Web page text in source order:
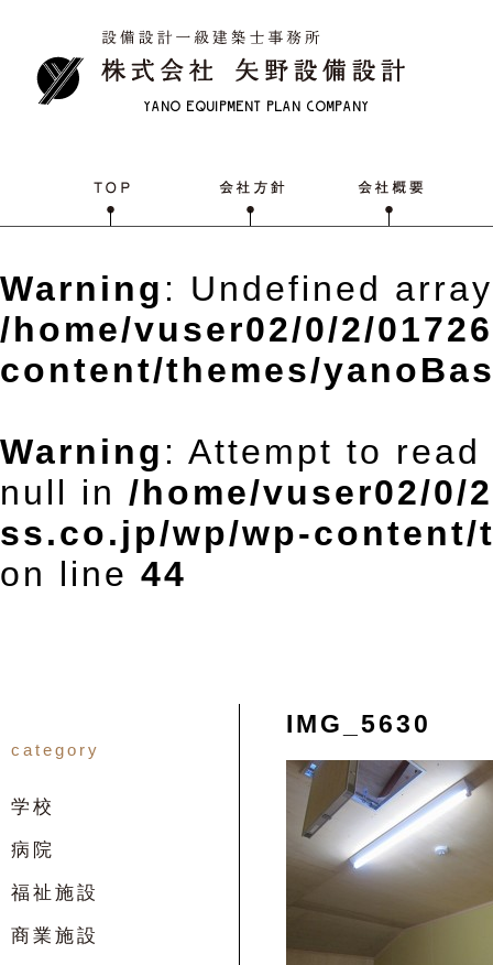
Warning : Undefined
/home/vuser02/0/2/
content/themes/
Warning : Attempt to
null in /home/vuser02/0/
ss.co.jp/wp/wp-content/
on line 44
IMG_5630
category
学校
病院
福祉施設
商業施設